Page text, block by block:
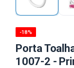
-18%
Porta
1007-2 -